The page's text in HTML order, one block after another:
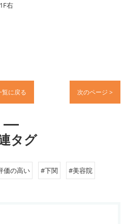
右
覧に戻る 次のページ >
タグ
価の高い #下関 #美容院